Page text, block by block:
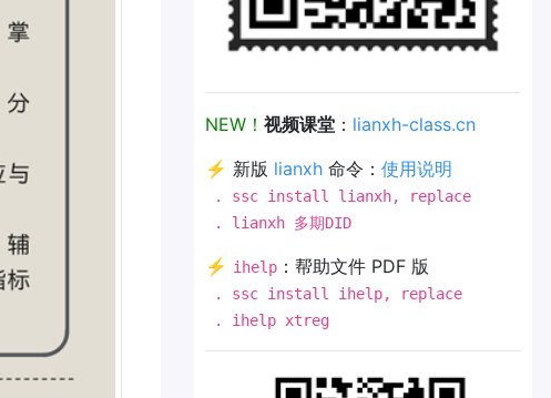
NEW！ 视频课堂 ： lianxh-class.cn
⚡ 新版 lianxh 命令： 使用说明
. ssc install lianxh, replace
. lianxh 多期DID
⚡ ihelp ：帮助文件 PDF 版
. ssc install ihelp, replace
. ihelp xtreg